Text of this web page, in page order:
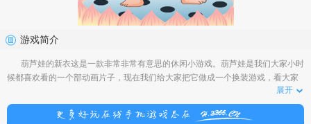
游戏简介
葫芦娃的新衣这是一款非常非常有意思的休闲小游戏。葫芦娃是我们大家小时
候都喜欢看的一个部动画片子，现在我们给大家把它做成一个换装游戏，看大家
展开